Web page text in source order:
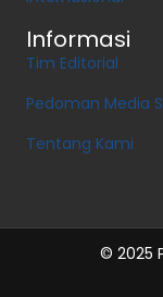
Informasi
Tim Editorial
Pedoman Media
Tentang Kami
© 2025